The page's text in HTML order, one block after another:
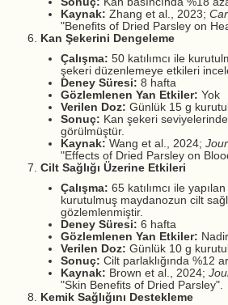
Kaynak: Zhang et al., 2023;
"Benefits of Dried Parsley on
Kan Şekerini Dengeleme
Çalışma: 50 katılımcı ile
şekeri düzenlemeye etkileri
Deney Süresi: 8 hafta
Gözlemlenen Yan Etkiler: Yok
Verilen Doz: Günlük 15 g
Sonuç: Kan şekeri
görülmüştür.
Kaynak: Wang et al., 2024;
"Effects of Dried Parsley on
Cilt Sağlığı Üzerine Etkileri
Çalışma: 65 katılımcı ile
kurutulmuş maydanozun cilt
gözlemlenmiştir.
Deney Süresi: 6 hafta
Gözlemlenen Yan Etkiler:
Verilen Doz: Günlük 10 g
Sonuç: Cilt parlaklığında %12
Kaynak: Brown et al., 2024;
"Skin Benefits of Dried Parsley".
Kemik Sağlığını Destekleme